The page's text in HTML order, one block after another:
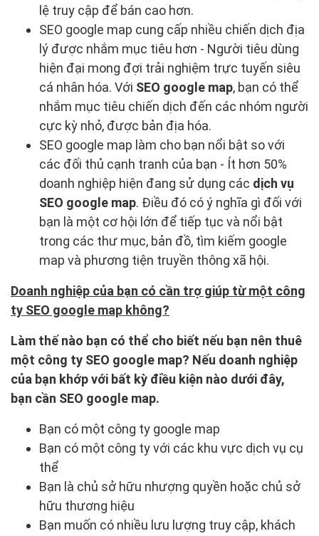
lệ truy cập để bán cao hơn.
SEO google map cung cấp nhiều chiến dịch địa
lý được nhắm mục tiêu hơn - Người tiêu dùng
hiện đại mong đợi trải nghiệm trực tuyến siêu
cá nhân hóa. Với SEO google map, bạn có thể
nhắm mục tiêu chiến dịch đến các nhóm người
cực kỳ nhỏ, được bản địa hóa.
SEO google map làm cho bạn nổi bật so với
các đối thủ cạnh tranh của bạn - Ít hơn 50%
doanh nghiệp hiện đang sử dụng các dịch vụ
SEO google map. Điều đó có ý nghĩa gì đối với
bạn là một cơ hội lớn để tiếp tục và nổi bật
trong các thư mục, bản đồ, tìm kiếm google
map và phương tiện truyền thông xã hội.
Doanh nghiệp của bạn có cần trợ giúp từ một công
ty SEO google map không?
Làm thế nào bạn có thể cho biết nếu bạn nên thuê
một công ty SEO google map? Nếu doanh nghiệp
của bạn khớp với bất kỳ điều kiện nào dưới đây,
bạn cần SEO google map.
Bạn có một công ty google map
Bạn có một công ty với các khu vực dịch vụ cụ
thể
Bạn là chủ sở hữu nhượng quyền hoặc chủ sở
hữu thương hiệu
Bạn muốn có nhiều lưu lượng truy cập, khách